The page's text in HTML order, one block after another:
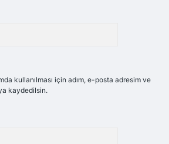
kullanılması için adım, e-posta adresim ve
kaydedilsin.